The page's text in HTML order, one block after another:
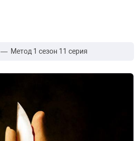
— Метод 1 сезон 11 серия